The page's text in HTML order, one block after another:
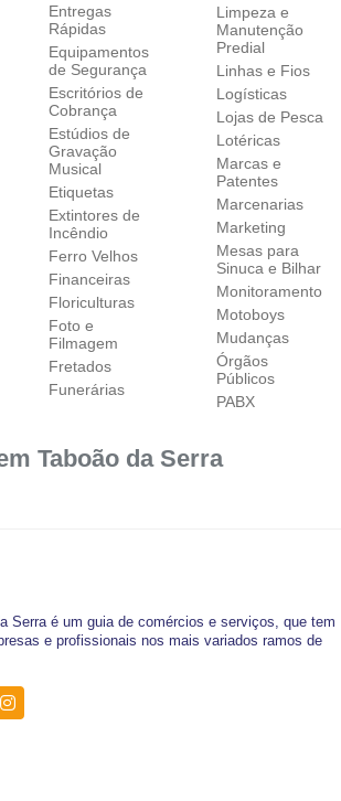
Entregas
Rápidas
Equipamentos
de Segurança
Escritórios de
Cobrança
Estúdios de
Gravação
Musical
Etiquetas
Extintores de
Incêndio
Ferro Velhos
Financeiras
Floriculturas
Foto e
Filmagem
Fretados
Funerárias
Limpeza e
Manutenção
Predial
Linhas e Fios
Logísticas
Lojas de Pesca
Lotéricas
Marcas e
Patentes
Marcenarias
Marketing
Mesas para
Sinuca e Bilhar
Monitoramento
Motoboys
Mudanças
Órgãos
Públicos
PABX
Taboão da Serra
Serra é um guia de comércios e serviços, que tem
e profissionais nos mais variados ramos de